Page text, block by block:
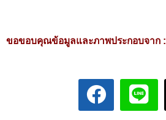
ขอขอบคุณข้อมูลและภาพประกอบจาก :